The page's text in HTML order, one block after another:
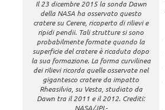
Il 23 dicembre 2015 la sonda Dawn
della NASA ha osservato questo
cratere su Cerere, ricoperto di rilievi e
ripidi pendii. Tali strutture si sono
probabilmente formate quando la
superficie del cratere è ricaduta dopo
la sua formazione. La forma curvilinea
dei rilievi ricorda quelle osservate nel
gigantesco cratere da impatto
Rheasilvia, su Vesta, studiato da
Dawn tra il 2011 e il 2012. Crediti:
NASA/JPL-